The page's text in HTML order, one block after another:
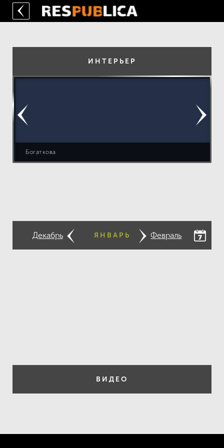
ИНТЕРЬЕР
Богаткова
Декабрь Февраль
ЯНВАРЬ
ВИДЕО